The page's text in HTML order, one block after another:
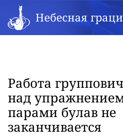
Небесная
Работа
над
парами булав не
заканчивается